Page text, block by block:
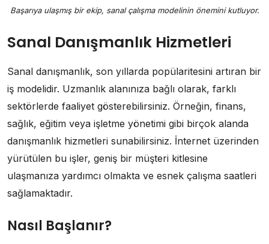
Başarıya ulaşmış bir ekip, sanal çalışma modelinin önemini kutluyor.
Sanal Danışmanlık Hizmetleri
Sanal danışmanlık, son yıllarda popülaritesini artıran bir
iş modelidir. Uzmanlık alanınıza bağlı olarak, farklı
sektörlerde faaliyet gösterebilirsiniz. Örneğin, finans,
sağlık, eğitim veya işletme yönetimi gibi birçok alanda
danışmanlık hizmetleri sunabilirsiniz. İnternet üzerinden
yürütülen bu işler, geniş bir müşteri kitlesine
ulaşmanıza yardımcı olmakta ve esnek çalışma saatleri
sağlamaktadır.
Nasıl Başlanır?